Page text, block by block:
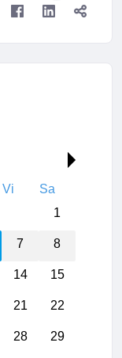
Vi
Sa
1
7 8
14 15
21 22
28 29